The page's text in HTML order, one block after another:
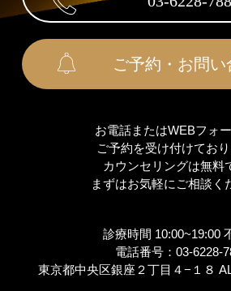
ご予約・お問い
お電話またはWEBフォ
ご予約を受け付けており
カウンセリングは無料
まずはお気軽にご相談く
診療時間 10:00~19:00
電話番号：03-6228-
東京都中央区銀座２丁⽬４−１８